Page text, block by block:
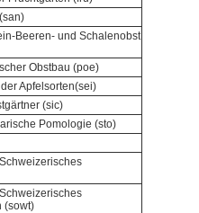
Beeren- und Schalenobst
Obstbau (poe)
Apfelsorten(sei)
(sic)
Pomologie (sto)
(sowt)